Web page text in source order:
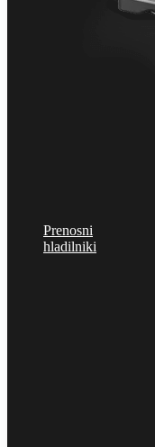
Prenosni
hladilniki